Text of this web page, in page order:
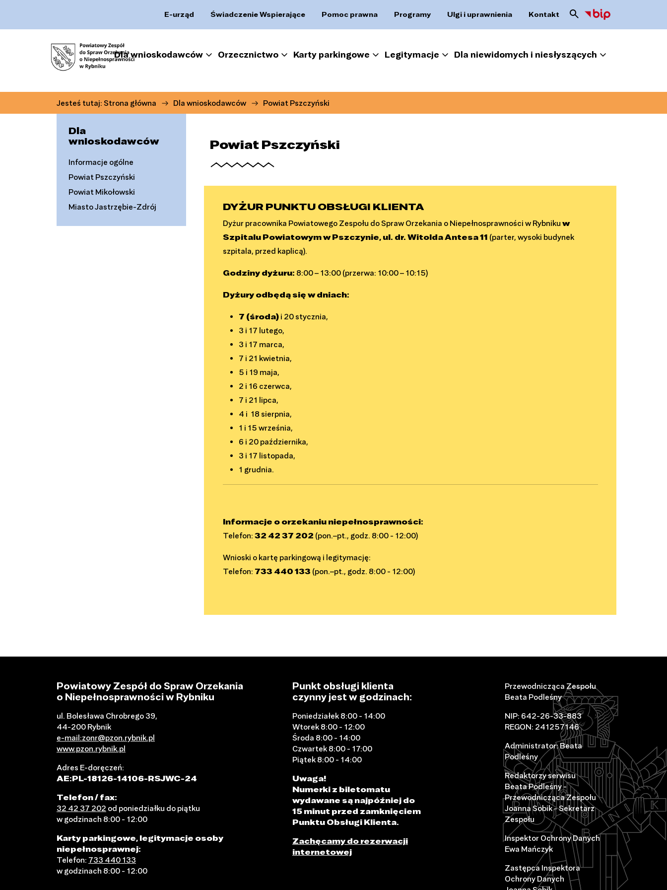
E-urząd Świadczenie Wspierające Pomoc prawna Programy Ulgi i uprawnienia Kontakt
Dla wnioskodawców Orzecznictwo Karty parkingowe Legitymacje Dla niewidomych i niesłyszących
Jesteś tutaj: Strona główna Dla wnioskodawców Powiat Pszczyński
Dla
wnioskodawców
Informacje ogólne
Powiat Pszczyński
Powiat Mikołowski
Miasto Jastrzębie-Zdrój
Powiat Pszczyński
DYŻUR PUNKTU OBSŁUGI KLIENTA
Dyżur pracownika Powiatowego Zespołu do Spraw Orzekania o Niepełnosprawności w Rybniku w
Szpitalu Powiatowym w Pszczynie, ul. dr. Witolda Antesa 11 (parter, wysoki budynek
szpitala, przed kaplicą).
Godziny dyżuru: 8:00 – 13:00 (przerwa: 10:00 – 10:15)
Dyżury odbędą się w dniach:
7 (środa)i 20 stycznia,
3 i 17 lutego,
3 i 17 marca,
7 i 21 kwietnia,
5 i 19 maja,
2 i 16 czerwca,
7 i 21 lipca,
4 i 18 sierpnia,
1 i 15 września,
6 i 20 października,
3 i 17 listopada,
1 grudnia.
Informacje o orzekaniu niepełnosprawności:
Telefon: 32 42 37 202 (pon.–pt., godz. 8:00 - 12:00)
Wnioski o kartę parkingową i legitymację:
Telefon: 733 440 133 (pon.–pt., godz. 8:00 - 12:00)
Powiatowy Zespół do Spraw Orzekania
o Niepełnosprawności w Rybniku
ul. Bolesława Chrobrego 39,
44-200 Rybnik
e-mail:zonr@pzon.rybnik.pl
www.pzon.rybnik.pl
Adres E-doręczeń:
AE:PL-18126-14106-RSJWC-24
Telefon / fax:
32 42 37 202 od poniedziałku do piątku
w godzinach 8:00 - 12:00
Karty parkingowe, legitymacje osoby
niepełnosprawnej:
Telefon: 733 440 133
w godzinach 8:00 - 12:00
Punkt obsługi klienta
czynny jest w godzinach:
Poniedziałek 8:00 - 14:00
Wtorek 8:00 - 12:00
Środa 8:00 - 14:00
Czwartek 8:00 - 17:00
Piątek 8:00 - 14:00
Uwaga!
Numerki z biletomatu
wydawane są najpóźniej do
15 minut przed zamknięciem
Punktu Obsługi Klienta.
Zachęcamy do rezerwacji
internetowej
Przewodnicząca Zespołu
Beata Podleśny
NIP: 642-26-33-883
REGON: 241257146
Administrator: Beata
Podleśny
Redaktorzy serwisu
Beata Podleśny -
Przewodnicząca Zespołu
Joanna Sobik - Sekretarz
Zespołu
Inspektor Ochrony Danych
Ewa Mańczyk
Zastępca Inspektora
Ochrony Danych